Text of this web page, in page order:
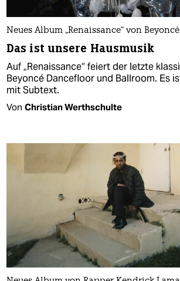
Neues Album „Renaissance“ von Beyoncé
Das ist unsere Hausmusik
Auf „Renaissance“ feiert der letzte
Beyoncé Dancefloor und Ballroom. Es
mit Subtext.
Von Christian Werthschulte